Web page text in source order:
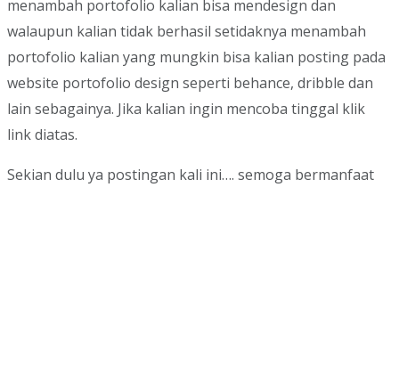
menambah portofolio kalian bisa mendesign dan
walaupun kalian tidak berhasil setidaknya menambah
portofolio kalian yang mungkin bisa kalian posting pada
website portofolio design seperti behance, dribble dan
lain sebagainya. Jika kalian ingin mencoba tinggal klik
link diatas.
Sekian dulu ya postingan kali ini…. semoga bermanfaat